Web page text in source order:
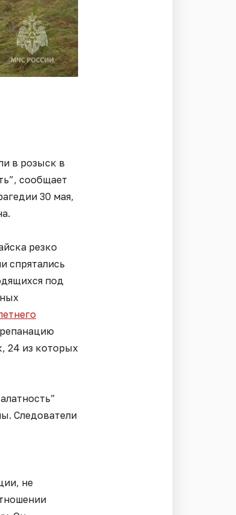
в розыск в
сообщает
30 мая,
резко
спрятались
под
24 из которых
Следователи
не